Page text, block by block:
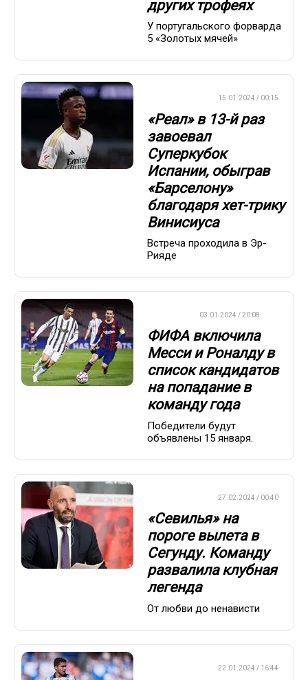
других трофеях
У португальского форварда
5 «Золотых мячей»
15.01.2024 / 00:15
«Реал» в 13-й раз
завоевал
Суперкубок
Испании, обыграв
«Барселону»
благодаря хет-трику
Винисиуса
Встреча проходила в Эр-
Рияде
03.01.2024 / 20:08
ФИФА включила
Месси и Роналду в
список кандидатов
на попадание в
команду года
Победители будут
объявлены 15 января.
27.02.2024 / 00:40
«Севилья» на
пороге вылета в
Сегунду. Команду
развалила клубная
легенда
От любви до ненависти
22.01.2024 / 16:44